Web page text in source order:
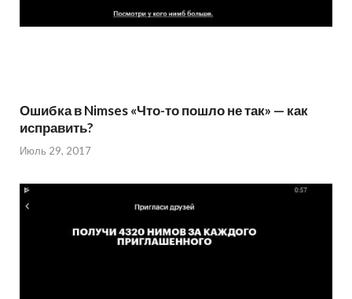
Ошибка в Nimses «Что-то пошло не так» — как
исправить?
Июль 29, 2017